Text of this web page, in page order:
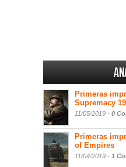
Primeras
Supremacy
11/05/2019 - 0
Primeras
of Empires
11/04/2019 - 1